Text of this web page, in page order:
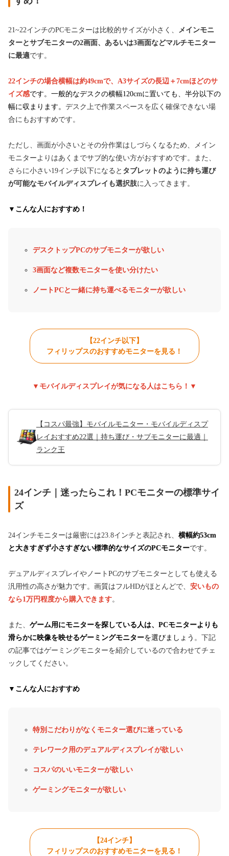
21~22インチのPCモニターは比較的サイズが小さく、
メインモニ
ターとサブモニターの2画面、あるいは3画面などマルチモニター
に最適です。
22インチの場合横幅は約49cmで、A3サイズの長辺＋7cmほどのサ
イズ感です。 一般的なデスクの横幅120cmに置いても、半分以下の
幅に収まります。 デスク上で作業スペースを広く確保できない場
合にもおすすめです。
ただし、画面が小さいとその分作業はしづらくなるため、メイン
モニターよりはあくまでサブ的な使い方がおすすめです。また、
さらに小さい19インチ以下になると タブレットのように持ち運び
が可能なモバイルディスプレイも選択肢に入ってきます。
▼こんな人におすすめ！
デスクトップPCのサブモニターが欲しい
3画面など複数モニターを使い分けたい
ノートPCと一緒に持ち運べるモニターが欲しい
【22インチ以下】
フィリップスのおすすめモニターを見る！
▼モバイルディスプレイが気になる人はこちら！▼
【コスパ最強】モバイルモニター・モバイルディスプ
レイおすすめ22選｜持ち運び・サブモニターに最適｜
ランク王
24インチ｜迷ったらこれ！PCモニターの標準サイ
ズ
24インチモニターは厳密には23.8インチと表記され、 横幅約53cm
と大きすぎず小さすぎない標準的なサイズのPCモニターです。
デュアルディスプレイやノートPCのサブモニターとしても使える
汎用性の高さが魅力です。画質はフルHDがほとんどで、 安いもの
なら1万円程度から購入できます。
また、 ゲーム用にモニターを探している人は、PCモニターよりも
滑らかに映像を映せるゲーミングモニターを選びましょう 。下記
の記事ではゲーミングモニターを紹介しているので合わせてチェ
ックしてください。
▼こんな人におすすめ
特別こだわりがなくモニター選びに迷っている
テレワーク用のデュアルディスプレイが欲しい
コスパのいいモニターが欲しい
ゲーミングモニターが欲しい
【24インチ】
フィリップスのおすすめモニターを見る！